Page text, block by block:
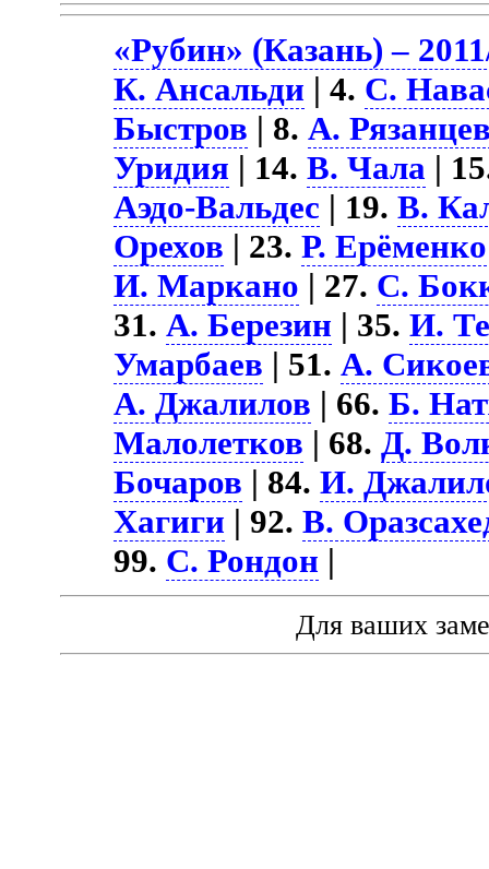
«Рубин» (Казань) –
К. Ансальди | 4. С.
Быстров | 8.А.
Уридия | 14.В. Чала |
Аэдо-Вальдес | 19.В.
Орехов | 23.Р. Ерёменко
И. Маркано | 27. С.
31.А. Березин | 35.И.
Умарбаев | 51.А.
А. Джалилов | 66.Б.
Малолетков | 68.Д.
Бочаров | 84.И.
Хагиги | 92.В.
99. С. Рондон |
Для ваших